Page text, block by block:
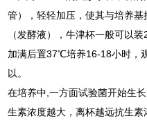
管），轻轻加压，使其与培养
（发酵液），牛津杯一般可以
加满后置37℃培养16-18小时，
以。
在培养中,一方面试验菌开始生
生素浓度越大，离杯越远抗生素